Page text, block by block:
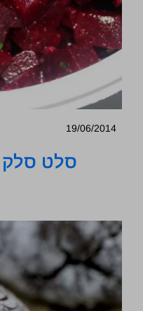
19/06/2014
סלט סלק